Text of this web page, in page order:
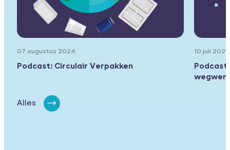
07 augustus 2024
Podcast: Circulair Verpakken
10 juli 2024
Alles